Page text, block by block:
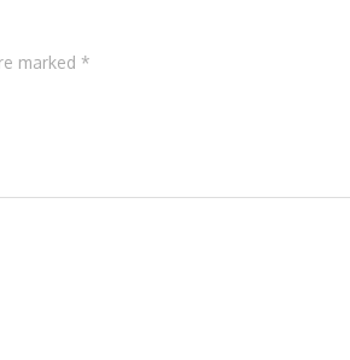
marked *